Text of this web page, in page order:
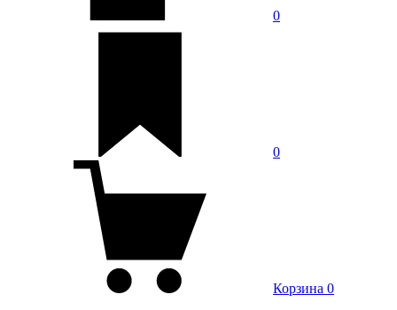
0
0
Корзина 0